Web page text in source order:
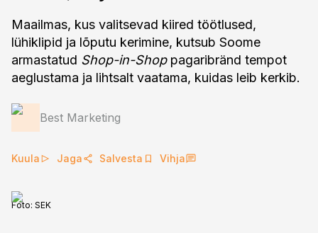
Maailmas, kus valitsevad kiired töötlused,
lühiklipid ja lõputu kerimine, kutsub Soome
armastatud Shop-in-Shoppagaribränd tempot
aeglustama ja lihtsalt vaatama, kuidas leib kerkib.
Best Marketing
Kuula Jaga Salvesta Vihja
Foto: SEK